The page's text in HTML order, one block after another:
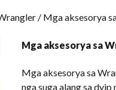
/ Mga aksesorya
Mga aksesorya sa
Mga aksesorya sa
nga suga alang sa